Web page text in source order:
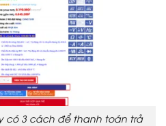
có 3 cách để thanh toán trả